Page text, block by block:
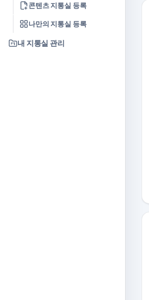
콘텐츠 지통실 등록
나만의 지통실 등록
내 지통실 관리